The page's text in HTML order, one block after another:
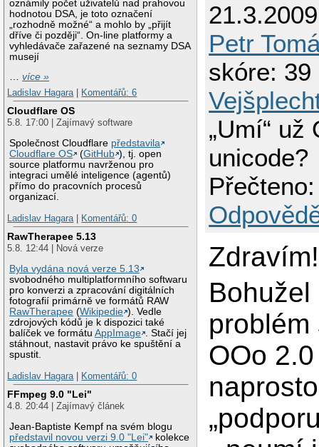
oznámily počet uživatelů nad prahovou
hodnotou DSA, je toto označení
„rozhodně možné“ a mohlo by „přijít
dříve či později“. On-line platformy a
vyhledávače zařazené na seznamy DSA
musejí
…více »
Ladislav Hagara
Komentářů: 6
Cloudflare OS
5.8. 17:00 | Zajímavý software
Společnost Cloudflare představila
Cloudflare OS
(GitHub ), tj. open
source platformu navrženou pro
integraci umělé inteligence (agentů)
přímo do pracovních procesů
organizací.
Ladislav Hagara
Komentářů: 0
RawTherapee 5.13
5.8. 12:44 | Nová verze
Byla vydána nová verze 5.13
svobodného multiplatformního softwaru
pro konverzi a zpracování digitálních
fotografií primárně ve formátů RAW
RawTherapee (Wikipedie ). Vedle
zdrojových kódů je k dispozici také
balíček ve formátuAppImage . Stačí jej
stáhnout, nastavit právo ke spuštění a
spustit.
Ladislav Hagara
Komentářů: 0
FFmpeg 9.0 "Lei"
4.8. 20:44 | Zajímavý článek
Jean-Baptiste Kempf na svém blogu
představil novou verzi 9.0 "Lei"
kolekce
Petr
skóre: 39
„Umí“ už
unicode?
Zdravím!
Bohužel
OOo